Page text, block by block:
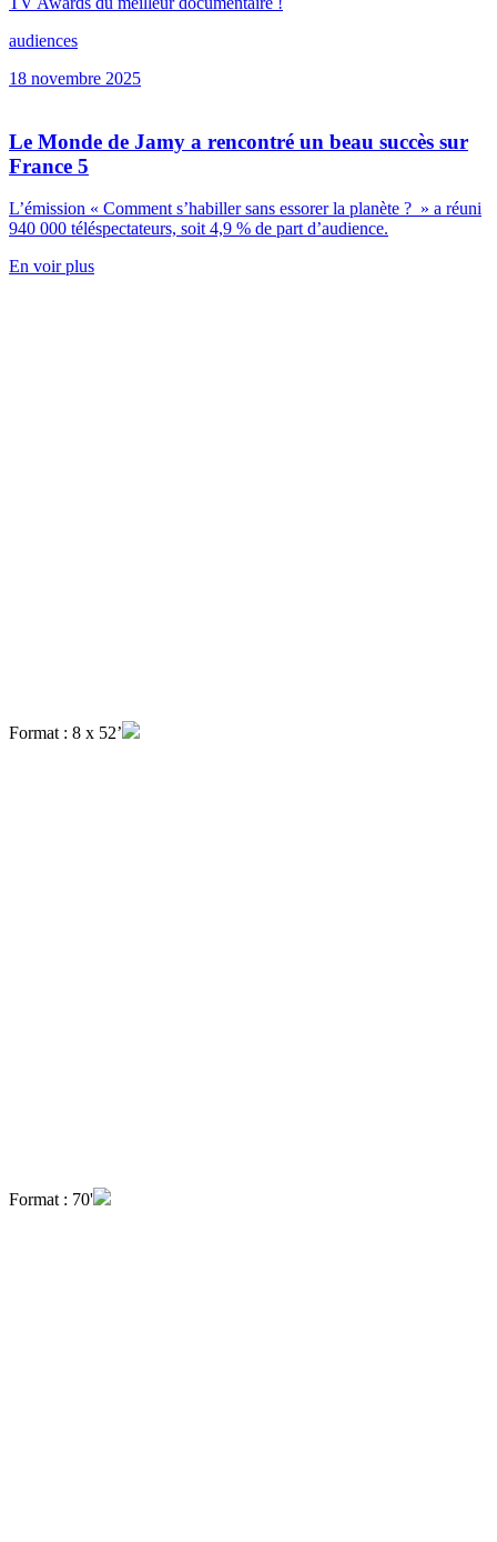
audiences
18 novembre 2025
Le Monde de Jamy a rencontré un beau succès sur
France 5
L’émission « Comment s’habiller sans essorer la planète ? » a réuni
940 000 téléspectateurs, soit 4,9 % de part d’audience.
En voir plus
Format : 8 x 52’
Format : 70'